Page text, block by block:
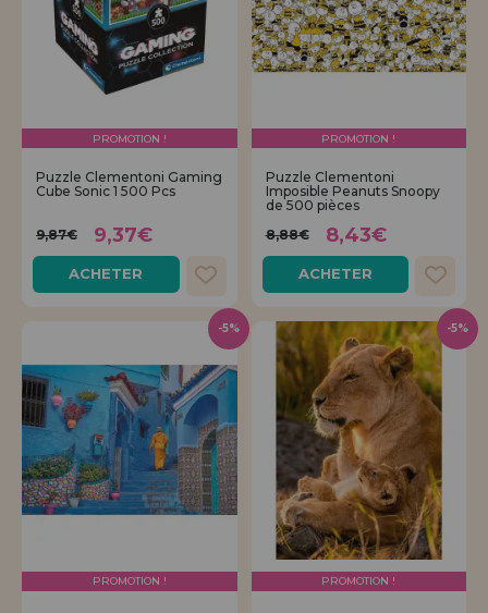
PROMOTION !
Puzzle Clementoni Gaming
Cube Sonic 1 500 Pcs
9,87€ 9,37€
ACHETER
PROMOTION !
Puzzle Clementoni
Imposible Peanuts Snoopy
de 500 pièces
8,88€
8,43€
ACHETER
PROMOTION !
-5%
PROMOTION !
-5%